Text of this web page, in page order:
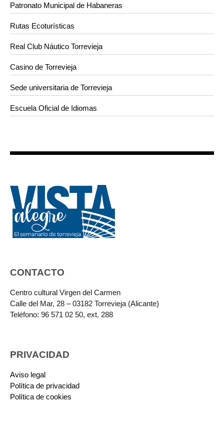
Patronato Municipal de Habaneras
Rutas Ecoturísticas
Real Club Náutico Torrevieja
Casino de Torrevieja
Sede universitaria de Torrevieja
Escuela Oficial de Idiomas
CONTACTO
Centro cultural Virgen del Carmen
Calle del Mar, 28 – 03182 Torrevieja (Alicante)
Teléfono: 96 571 02 50, ext. 288
PRIVACIDAD
Aviso legal
Política de privacidad
Política de cookies